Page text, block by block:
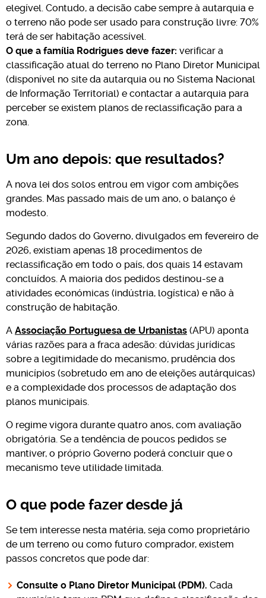
elegível. Contudo, a decisão cabe sempre à autarquia e
o terreno não pode ser usado para construção livre: 70%
terá de ser habitação acessível.
O que a família Rodrigues deve fazer: verificar a
classificação atual do terreno no Plano Diretor Municipal
(disponível no site da autarquia ou no Sistema Nacional
de Informação Territorial) e contactar a autarquia para
perceber se existem planos de reclassificação para a
zona.
Um ano depois: que resultados?
A nova lei dos solos entrou em vigor com ambições
grandes. Mas passado mais de um ano, o balanço é
modesto.
Segundo dados do Governo, divulgados em fevereiro de
2026, existiam apenas 18 procedimentos de
reclassificação em todo o país, dos quais 14 estavam
concluídos. A maioria dos pedidos destinou-se a
atividades económicas (indústria, logística) e não à
construção de habitação.
A Associação Portuguesa de Urbanistas (APU) aponta
várias razões para a fraca adesão: dúvidas jurídicas
sobre a legitimidade do mecanismo, prudência dos
municípios (sobretudo em ano de eleições autárquicas)
e a complexidade dos processos de adaptação dos
planos municipais.
O regime vigora durante quatro anos, com avaliação
obrigatória. Se a tendência de poucos pedidos se
mantiver, o próprio Governo poderá concluir que o
mecanismo teve utilidade limitada.
O que pode fazer desde já
Se tem interesse nesta matéria, seja como proprietário
de um terreno ou como futuro comprador, existem
passos concretos que pode dar:
Consulte o Plano Diretor Municipal (PDM). Cada